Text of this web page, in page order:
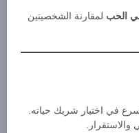
الحب لمقارنة الشخصيتين
في اختيار شريك حياته.